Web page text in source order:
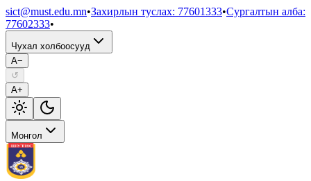
sict@must.edu.mn•Захирлын туслах: 77601333•Сургалтын алба:
77602333•
Чухал холбоосууд
A−
↺
A+
Монгол